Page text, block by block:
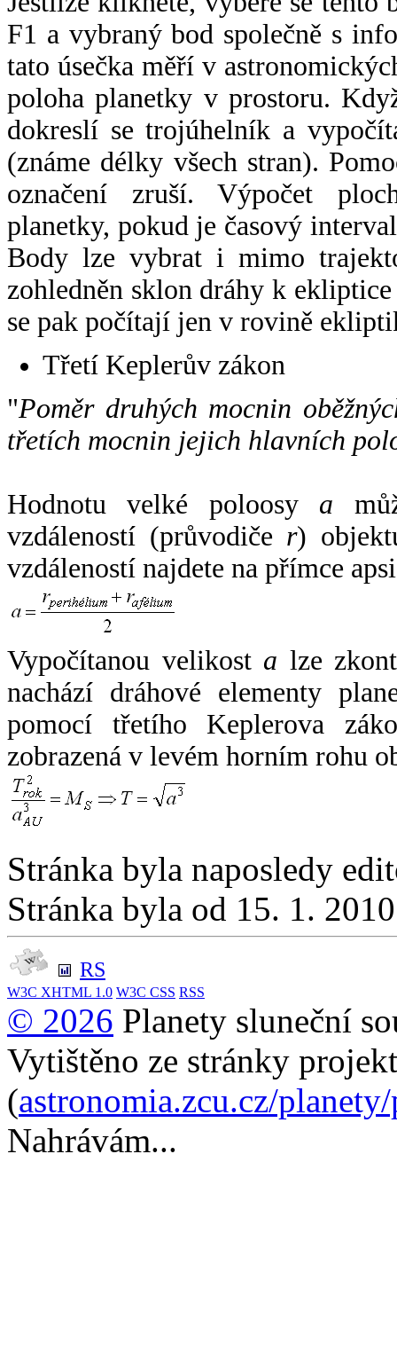
F1 a vybraný bod společně s
tato úsečka měří v
poloha planetky v prostoru.
dokreslí se trojúhelník a
(známe délky všech stran).
označení zruší. Výpočet
planetky, pokud je časový
Body lze vybrat i mimo
zohledněn sklon dráhy k
se pak počítají jen v rovině
Třetí Keplerův zákon
"Poměr druhých mocnin
třetích mocnin jejich hlavních
Hodnotu velké poloosy a
vzdáleností (průvodiče r)
vzdáleností najdete na přímce
Vypočítanou velikost a lze
nachází dráhové elementy
pomocí třetího Keplerova
zobrazená v levém horním rohu
Stránka byla naposledy
Stránka byla od 15. 1.
RS
W3C XHTML 1.0 W3C CSS RSS
© 2026 Planety sluneční
Vytištěno ze stránky
(astronomia.zcu.cz/
Nahrávám...